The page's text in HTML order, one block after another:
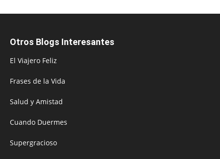
Otros Blogs Interesantes
El Viajero Feliz
Frases de la Vida
Salud y Amistad
Cuando Duermes
Supergracioso